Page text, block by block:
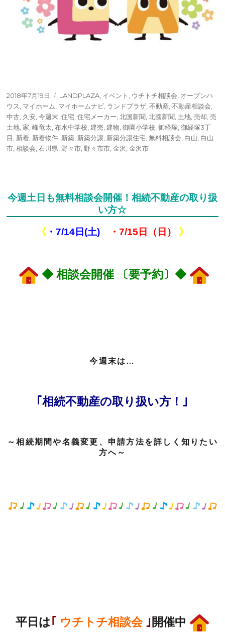
投
稿
日:
2018年7月19日
タ
グ
LANDPLAZA イベント ウチトチ相談会 オープンハ
ウス マイホーム マイホームナビ ランドプラザ ,不動産 ,不動産相談会
中古 久安 ,今週末 ,住宅 ,住宅メーカー ,北国新聞 ,北國新聞 土地 ,売却 ,売
土地 ,家 ,峰竜太 ,布水中学校 ,建売 ,建物 ,御園小学校 ,御経塚 ,御経塚3丁
目 新着 新着物件 新築 新築分譲 新築分譲住宅 ,無料相談会 白山 白山
市 ,相談会 ,石川県 野々市 野々市市 ,金沢 ,金沢市
今週土日も無料相談会開催！相続不動産の取り扱
い方☆
《 ・7/14日(土) ・7/15日（日） 》
◆ 相談会開催 〔要予約〕◆
今週末は…
｢相続不動産の取り扱い方！｣
～相続期間や名義変更、申請方法を詳しく知りたい
方へ～
平日は｢ ウチトチ相談会｣ 開催中